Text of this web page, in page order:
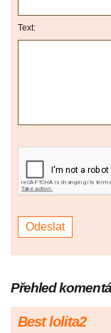
Text:
Přehled
Best lolita2